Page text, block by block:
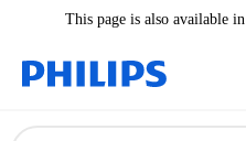
This page is also available in